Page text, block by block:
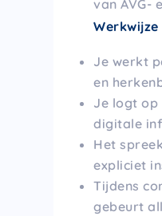
van AVG-
Je werkt
en
Je logt op
digitale
Het
expliciet
Tijdens
gebeurt